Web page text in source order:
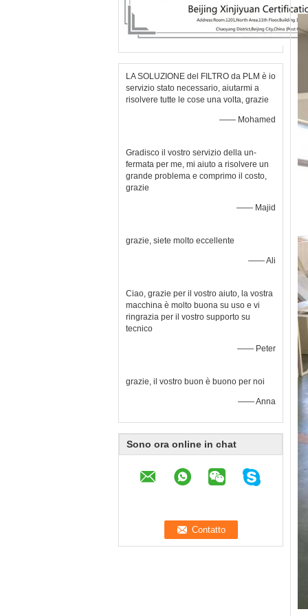
LA SOLUZIONE del FILTRO da PLM è io
servizio stato necessario, aiutarmi a
risolvere tutte le cose una volta, grazie
—— Mohamed
Gradisco il vostro servizio della un-
fermata per me, mi aiuto a risolvere un
grande problema e comprimo il costo,
grazie
—— Majid
grazie, siete molto eccellente
—— Ali
Ciao, grazie per il vostro aiuto, la vostra
macchina è molto buona su uso e vi
ringrazia per il vostro supporto su
tecnico
—— Peter
grazie, il vostro buon è buono per noi
—— Anna
Sono ora online in chat